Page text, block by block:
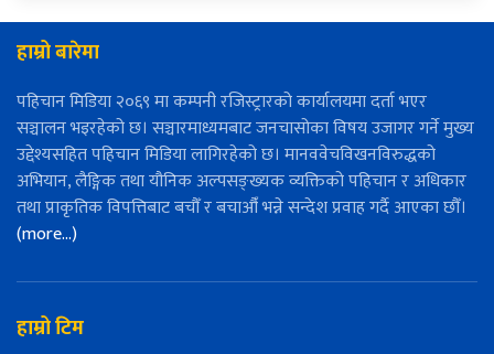
हाम्रो बारेमा
पहिचान मिडिया २०६९ मा कम्पनी रजिस्ट्रारको कार्यालयमा दर्ता भएर
सञ्चालन भइरहेको छ। सञ्चारमाध्यमबाट जनचासोका विषय उजागर गर्ने मुख्य
उद्देश्यसहित पहिचान मिडिया लागिरहेको छ। मानववेचविखनविरुद्धको
अभियान, लैङ्गिक तथा यौनिक अल्पसङ्ख्यक व्यक्तिको पहिचान र अधिकार
तथा प्राकृतिक विपत्तिबाट बचौँ र बचाऔँ भन्ने सन्देश प्रवाह गर्दै आएका छौँ।
(more…)
हाम्रो टिम